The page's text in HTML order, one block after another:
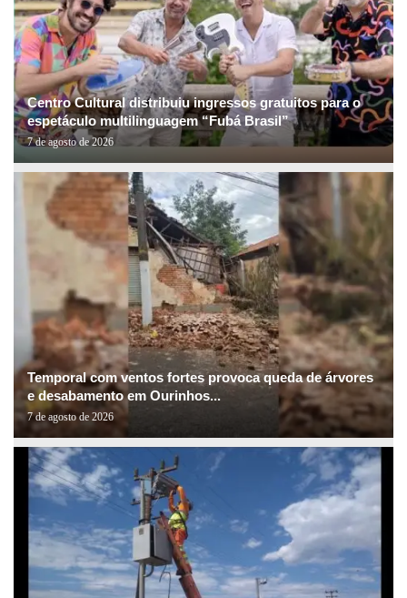
Centro Cultural distribuiu ingressos gratuitos para o
espetáculo multilinguagem “Fubá Brasil”
7 de agosto de 2026
Temporal com ventos fortes provoca queda de árvores
e desabamento em Ourinhos...
7 de agosto de 2026